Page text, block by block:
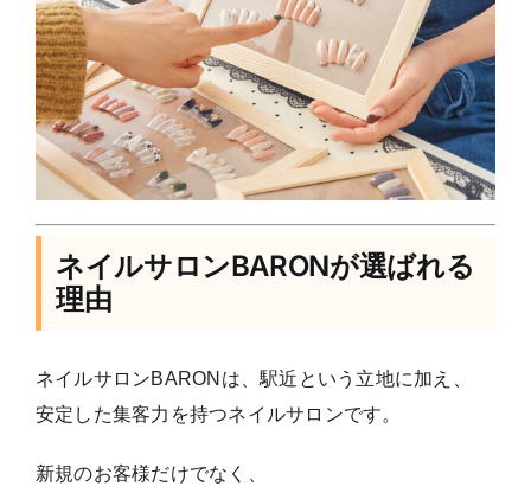
ネイルサロンBARONが選ばれる
理由
ネイルサロンBARONは、駅近という立地に加え、
安定した集客力を持つネイルサロンです。
新規のお客様だけでなく、